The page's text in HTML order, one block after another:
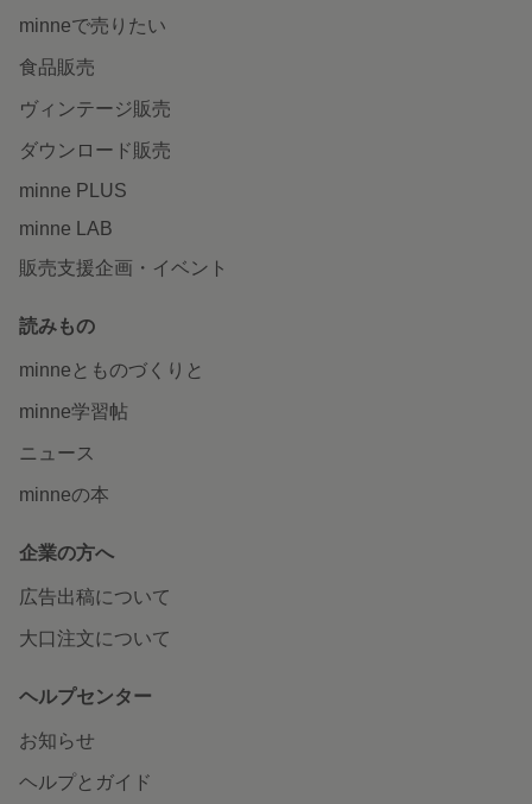
minneで売りたい
食品販売
ヴィンテージ販売
ダウンロード販売
minne PLUS
minne LAB
販売支援企画・イベント
読みもの
minneとものづくりと
minne学習帖
ニュース
minneの本
企業の方へ
広告出稿について
大口注文について
ヘルプセンター
お知らせ
ヘルプとガイド